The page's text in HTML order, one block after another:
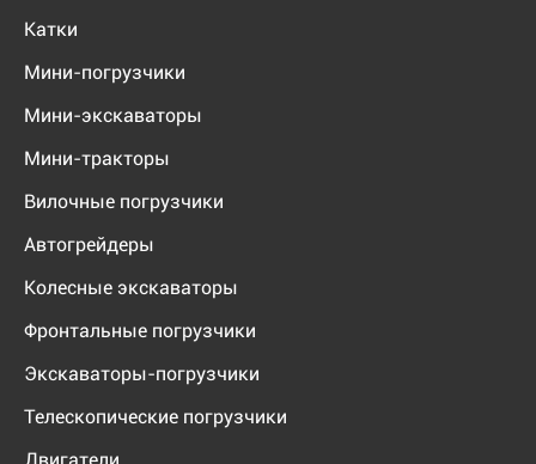
Катки
Мини-погрузчики
Мини-экскаваторы
Мини-тракторы
Вилочные погрузчики
Автогрейдеры
Колесные экскаваторы
Фронтальные погрузчики
Экскаваторы-погрузчики
Телескопические погрузчики